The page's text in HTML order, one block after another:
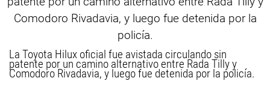
La Toyota Hilux oficial fue avistada circulando sin
patente por un camino alternativo entre Rada Tilly y
Comodoro Rivadavia, y luego fue detenida por la policía.